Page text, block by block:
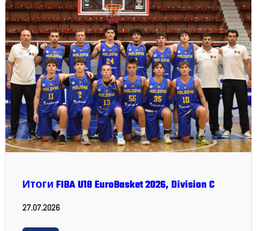
Итоги FIBA U18 EuroBasket 2026, Division C
27.07.2026